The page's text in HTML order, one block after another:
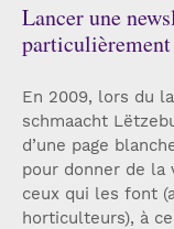
Lancer une
En 2009, lors du
schmaacht
d’une page
pour donner de la
ceux qui les font
horticulteurs), à